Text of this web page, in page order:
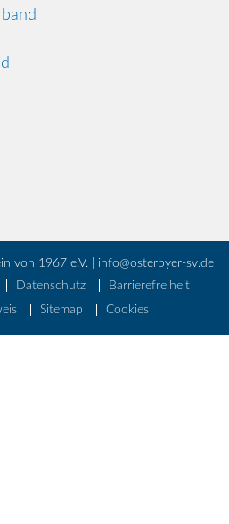
von 1967 e.V. | info@osterbyer-sv.de
Datenschutz
Barrierefreiheit
Sitemap Cookies